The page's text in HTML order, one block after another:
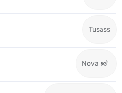
Tusass
Nova